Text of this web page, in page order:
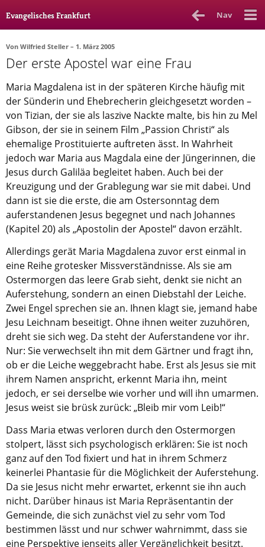
Evangelisches Frankfurt Nav
Rubrik Ausgabe Autor_in
Bücher & Filme
Ethik
Gott & Glauben
Kultur
Lebenslagen
Meinungen
Menschen
Stadtkirche
Aktuelle Printausgabe
Oktober 2017
Download
Informationen
Aus (nicht nur) Frankfurter Blogs
Videos
Beratung & Info
Impressum
Hinweis
Diese Website wurde am 28. November 2017
archiviert. Neues Online-Angebot:Evangelische
Kirche in Frankfurt.
Von Wilfried Steller – 1. März 2005
Der erste Apostel war eine Frau
Maria Magdalena ist in der späteren Kirche häufig mit
der Sünderin und Ehebrecherin gleichgesetzt worden –
von Tizian, der sie als laszive Nackte malte, bis hin zu Mel
Gibson, der sie in seinem Film „Passion Christi“ als
ehemalige Prostituierte auftreten ässt. In Wahrheit
jedoch war Maria aus Magdala eine der Jüngerinnen, die
Jesus durch Galiläa begleitet haben. Auch bei der
Kreuzigung und der Grablegung war sie mit dabei. Und
dann ist sie die erste, die am Ostersonntag dem
auferstandenen Jesus begegnet und nach Johannes
(Kapitel 20) als „Apostolin der Apostel“ davon erzählt.
Allerdings gerät Maria Magdalena zuvor erst einmal in
eine Reihe grotesker Missverständnisse. Als sie am
Ostermorgen das leere Grab sieht, denkt sie nicht an
Auferstehung, sondern an einen Diebstahl der Leiche.
Zwei Engel sprechen sie an. Ihnen klagt sie, jemand habe
Jesu Leichnam beseitigt. Ohne ihnen weiter zuzuhören,
dreht sie sich weg. Da steht der Auferstandene vor ihr.
Nur: Sie verwechselt ihn mit dem Gärtner und fragt ihn,
ob er die Leiche weggebracht habe. Erst als Jesus sie mit
ihrem Namen anspricht, erkennt Maria ihn, meint
jedoch, er sei derselbe wie vorher und will ihn umarmen.
Jesus weist sie brüsk zurück: „Bleib mir vom Leib!“
Dass Maria etwas verloren durch den Ostermorgen
stolpert, lässt sich psychologisch erklären: Sie ist noch
ganz auf den Tod fixiert und hat in ihrem Schmerz
keinerlei Phantasie für die Möglichkeit der Auferstehung.
Da sie Jesus nicht mehr erwartet, erkennt sie ihn auch
nicht. Darüber hinaus ist Maria Repräsentantin der
Gemeinde, die sich zunächst viel zu sehr vom Tod
bestimmen lässt und nur schwer wahrnimmt, dass sie
eine Perspektive jenseits aller Vergänglichkeit besitzt.